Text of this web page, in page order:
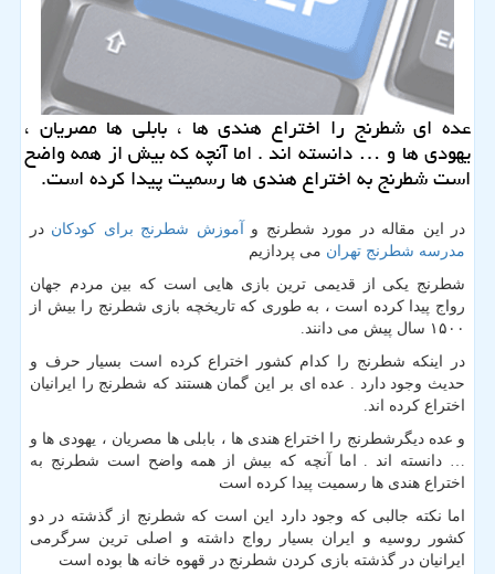
عده ای شطرنج را اختراع هندی ها ، بابلی ها مصریان ،
یهودی ها و … دانسته اند . اما آنچه كه بیش از همه واضح
است شطرنج به اختراع هندی ها رسمیت پیدا كرده است.
در این مقاله در مورد شطرنج و آموزش شطرنج برای کودکان در
مدرسه شطرنج تهران می پردازیم
شطرنج یکی از قدیمی ترین بازی هایی است که بین مردم جهان
رواج پیدا کرده است ، به طوری که تاریخچه بازی شطرنج را بیش از
۱۵۰۰ سال پیش می دانند.
در اینکه شطرنج را کدام کشور اختراع کرده است بسیار حرف و
حدیث وجود دارد . عده ای بر این گمان هستند که شطرنج را ایرانیان
اختراع کرده اند.
و عده دیگرشطرنج را اختراع هندی ها ، بابلی ها مصریان ، یهودی ها و
… دانسته اند . اما آنچه که بیش از همه واضح است شطرنج به
اختراع هندی ها رسمیت پیدا کرده است
اما نکته جالبی که وجود دارد این است که شطرنج از گذشته در دو
کشور روسیه و ایران بسیار رواج داشته و اصلی ترین سرگرمی
ایرانیان در گذشته بازی کردن شطرنج در قهوه خانه ها بوده است